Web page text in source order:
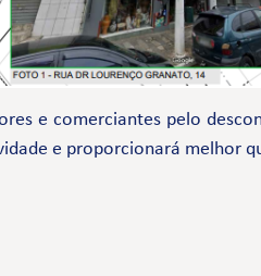
e comerciantes pelo
e proporcionará melhor